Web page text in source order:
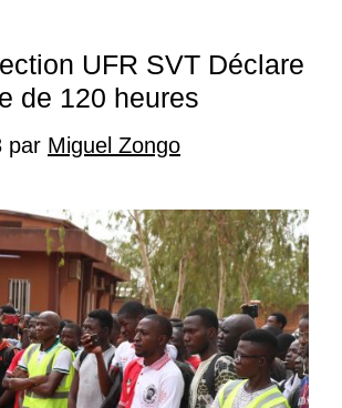
UFR SVT Déclare
de 120 heures
par Miguel Zongo